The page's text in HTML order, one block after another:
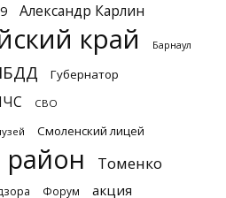
Александр Карлин
край Барнаул
Губернатор
СВО
Смоленский лицей
район Томенко
Форум акция